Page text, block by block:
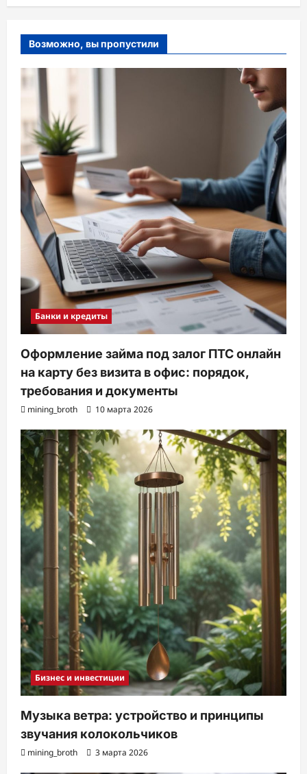
Возможно, вы пропустили
Банки и кредиты
Оформление займа под залог ПТС онлайн
на карту без визита в офис: порядок,
требования и документы
mining_broth 10 марта 2026
Бизнес и инвестиции
Музыка ветра: устройство и принципы
звучания колокольчиков
mining_broth 3 марта 2026